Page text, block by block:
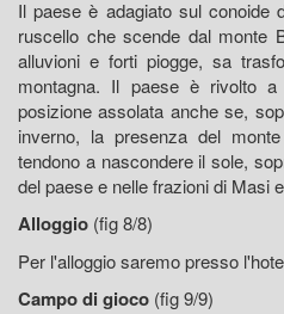
Il paese è adagiato sul conoide
ruscello che scende dal monte
alluvioni e forti piogge, sa
montagna. Il paese è rivolto
posizione assolata anche se,
inverno, la presenza del
tendono a nascondere il sole,
del paese e nelle frazioni di Masi
Alloggio (fig 8/8)
Per l'alloggio saremo presso
Campo di gioco (fig 9/9)